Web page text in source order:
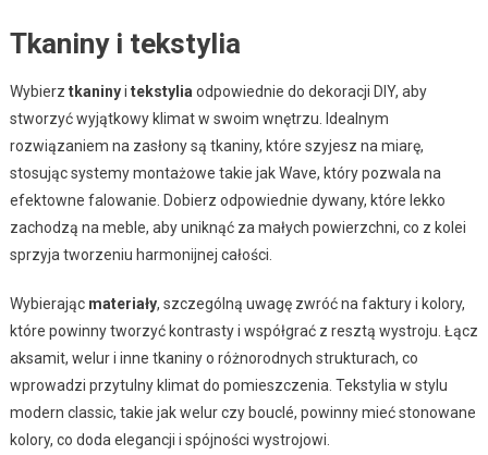
Tkaniny i tekstylia
Wybierz tkaninyi tekstylia odpowiednie do dekoracji DIY, aby
stworzyć wyjątkowy klimat w swoim wnętrzu. Idealnym
rozwiązaniem na zasłony są tkaniny, które szyjesz na miarę,
stosując systemy montażowe takie jak Wave, który pozwala na
efektowne falowanie. Dobierz odpowiednie dywany, które lekko
zachodzą na meble, aby uniknąć za małych powierzchni, co z kolei
sprzyja tworzeniu harmonijnej całości.
Wybierając materiały, szczególną uwagę zwróć na faktury i kolory,
które powinny tworzyć kontrasty i współgrać z resztą wystroju. Łącz
aksamit, welur i inne tkaniny o różnorodnych strukturach, co
wprowadzi przytulny klimat do pomieszczenia. Tekstylia w stylu
modern classic, takie jak welur czy bouclé, powinny mieć stonowane
kolory, co doda elegancji i spójności wystrojowi.